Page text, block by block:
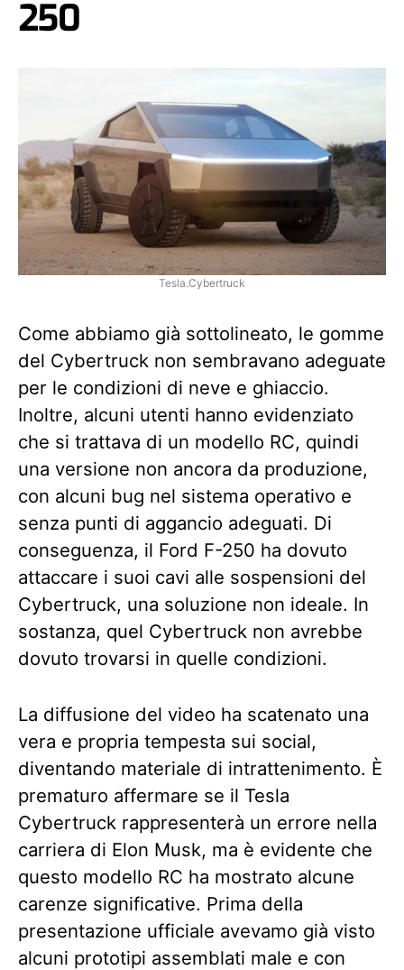
250
Tesla.Cybertruck
Come abbiamo già sottolineato, le gomme
del Cybertruck non sembravano adeguate
per le condizioni di neve e ghiaccio.
Inoltre, alcuni utenti hanno evidenziato
che si trattava di un modello RC, quindi
una versione non ancora da produzione,
con alcuni bug nel sistema operativo e
senza punti di aggancio adeguati. Di
conseguenza, il Ford F-250 ha dovuto
attaccare i suoi cavi alle sospensioni del
Cybertruck, una soluzione non ideale. In
sostanza, quel Cybertruck non avrebbe
dovuto trovarsi in quelle condizioni.
La diffusione del video ha scatenato una
vera e propria tempesta sui social,
diventando materiale di intrattenimento. È
prematuro affermare se il Tesla
Cybertruck rappresenterà un errore nella
carriera di Elon Musk, ma è evidente che
questo modello RC ha mostrato alcune
carenze significative. Prima della
presentazione ufficiale avevamo già visto
alcuni prototipi assemblati male e con